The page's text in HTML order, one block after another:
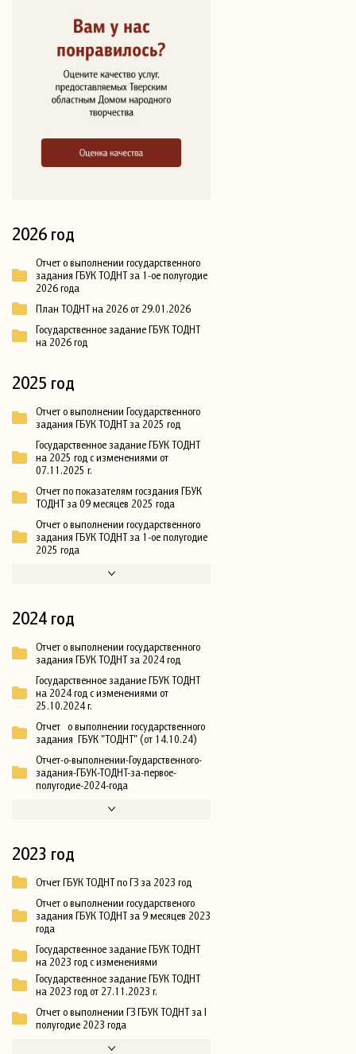
2026 год
Отчет о выполнении государственного
задания ГБУК ТОДНТ за 1-ое полугодие
2026 года
План ТОДНТ на 2026 от 29.01.2026
Государственное задание ГБУК ТОДНТ
на 2026 год
2025 год
Отчет о выполнении Государственного
задания ГБУК ТОДНТ за 2025 год
Государственное задание ГБУК ТОДНТ
на 2025 год с изменениями от
07.11.2025 г.
Отчет по показателям госздания ГБУК
ТОДНТ за 09 месяцев 2025 года
Отчет о выполнении государственного
задания ГБУК ТОДНТ за 1-ое полугодие
2025 года
2024 год
Отчет о выполнении государственного
задания ГБУК ТОДНТ за 2024 год
Государственное задание ГБУК ТОДНТ
на 2024 год с изменениями от
25.10.2024 г.
Отчет о выполнении государственного
задания ГБУК "ТОДНТ" (от 14.10.24)
Отчет-о-выполнении-Гоударственного-
задания-ГБУК-ТОДНТ-за-первое-
полугодие-2024-года
2023 год
Отчет ГБУК ТОДНТ по ГЗ за 2023 год
Отчет о выполнении государственого
задания ГБУК ТОДНТ за 9 месяцев 2023
года
Государственное задание ГБУК ТОДНТ
на 2023 год с изменениями
Государственное задание ГБУК ТОДНТ
на 2023 год от 27.11.2023 г.
Отчет о выполнении ГЗ ГБУК ТОДНТ за I
полугодие 2023 года